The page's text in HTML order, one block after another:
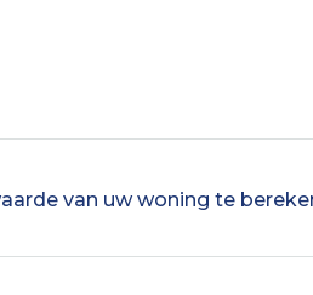
van uw woning te